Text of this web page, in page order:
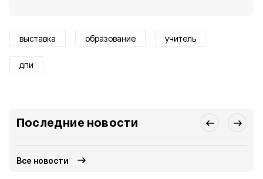
выставка образование учитель
дпи
Последние новости
Все новости